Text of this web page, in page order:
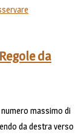
da
massimo di
da destra verso